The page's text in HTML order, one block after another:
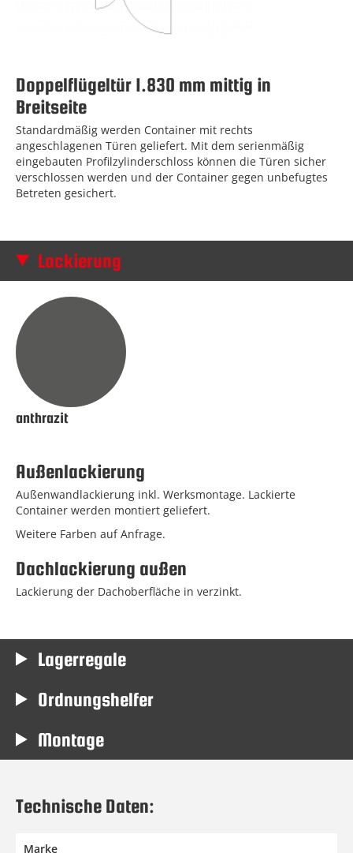
Doppelflügeltür 1.830 mm mittig in
Breitseite
Standardmäßig werden Container mit rechts
angeschlagenen Türen geliefert. Mit dem serienmäßig
eingebauten Profilzylinderschloss können die Türen sicher
verschlossen werden und der Container gegen unbefugtes
Betreten gesichert.
Lackierung
anthrazit
Außenlackierung
Außenwandlackierung inkl. Werksmontage. Lackierte
Container werden montiert geliefert.
Weitere Farben auf Anfrage.
Dachlackierung außen
Lackierung der Dachoberfläche in verzinkt.
Lagerregale
Ordnungshelfer
Montage
Technische Daten:
Marke